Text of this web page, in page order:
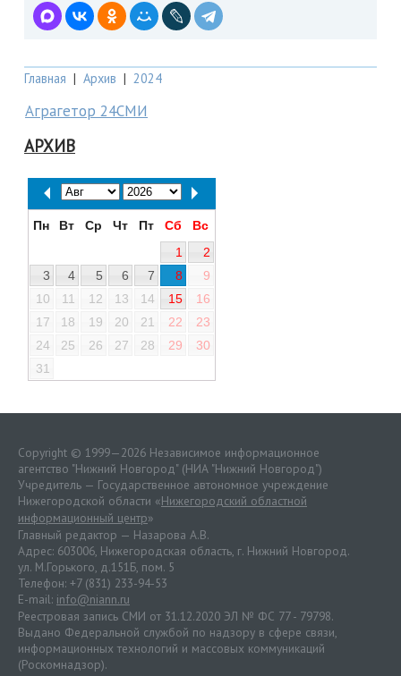
Главная | Архив | 2024
Аграгетор 24СМИ
АРХИВ
Пн Вт Ср Чт Пт Сб
Вс
1
2
3
4 5 6 7 8
9
10
11 12 13 14 15
16
17
18 19 20 21 22
23
24
25 26 27 28 29
30
31
Copyright © 1999—2026 Независимое информационное
агентство "Нижний Новгород" (НИА "Нижний Новгород")
Учредитель — Государственное автономное учреждение
Нижегородской области «Нижегородский областной
информационный центр»
Главный редактор — Назарова А.В.
Адрес: 603006, Нижегородская область, г. Нижний Новгород.
ул. М.Горького, д.151Б, пом. 5
Телефон: +7 (831) 233-94-53
E-mail: info@niann.ru
Реестровая запись СМИ от 31.12.2020 ЭЛ № ФС 77 - 79798.
Выдано Федеральной службой по надзору в сфере связи,
информационных технологий и массовых коммуникаций
(Роскомнадзор).